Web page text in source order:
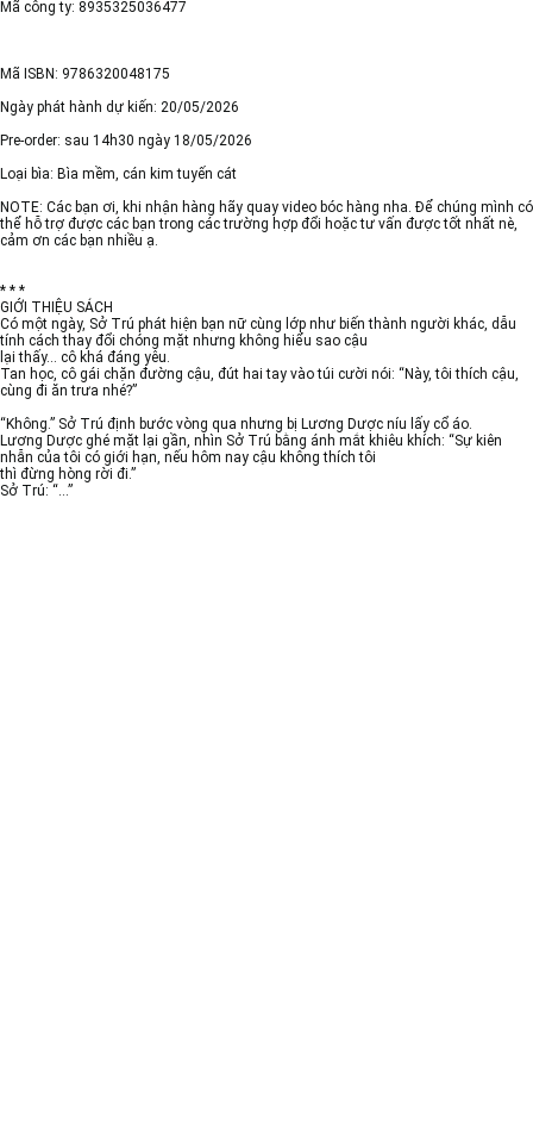
Mã công ty: 8935325036477
Mã ISBN: 9786320048175
Ngày phát hành dự kiến: 20/05/2026
Pre-order: sau 14h30 ngày 18/05/2026
Loại bìa: Bìa mềm, cán kim tuyến cát
NOTE: Các bạn ơi, khi nhận hàng hãy quay video bóc hàng nha. Để chúng mình có
thể hỗ trợ được các bạn trong các trường hợp đổi hoặc tư vấn được tốt nhất nè,
cảm ơn các bạn nhiều ạ.
* * *
GIỚI THIỆU SÁCH
Có một ngày, Sở Trú phát hiện bạn nữ cùng lớp như biến thành người khác, dẫu
tính cách thay đổi chóng mặt nhưng không hiểu sao cậu
lại thấy… cô khá đáng yêu.
Tan học, cô gái chặn đường cậu, đút hai tay vào túi cười nói: “Này, tôi thích cậu,
cùng đi ăn trưa nhé?”
“Không.” Sở Trú định bước vòng qua nhưng bị Lương Dược níu lấy cổ áo.
Lương Dược ghé mặt lại gần, nhìn Sở Trú bằng ánh mắt khiêu khích: “Sự kiên
nhẫn của tôi có giới hạn, nếu hôm nay cậu không thích tôi
thì đừng hòng rời đi.”
Sở Trú: “…”